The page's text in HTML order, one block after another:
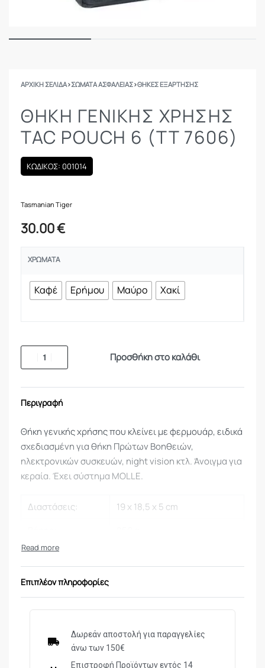
ΑΡΧΙΚΉ ΣΕΛΊΔΑ›ΣΩΜΑΤΑ ΑΣΦΑΛΕΙΑΣ›ΘΉΚΕΣ ΕΞΆΡΤΗΣΗΣ
ΘΉΚΗ ΓΕΝΙΚΉΣ ΧΡΉΣΗΣ
TAC POUCH 6 (TT 7606)
ΚΩΔΙΚΟΣ: 001014
Tasmanian Tiger
30.00€
ΧΡΏΜΑΤΑ
Καφέ Ερήμου Μαύρο Χακί
Προσθήκη στο καλάθι
Περιγραφή
Θήκη γενικής χρήσης που κλείνει με φερμουάρ, ειδικά
σχεδιασμένη για θήκη Πρώτων Βοηθειών,
ηλεκτρονικών συσκευών, night vision κτλ. Άνοιγμα για
κεραία. Έχει σύστημα MOLLE.
Διαστάσεις:
19 x 18,5 x 5 cm
Υλικό 1:
Επιπλέον πληροφορίες
Δωρεάν αποστολή για παραγγελίες
άνω των 150€
Επιστροφή Προϊόντων εντός 14